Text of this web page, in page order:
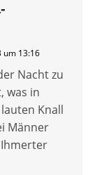
um 13:16
Nacht zu
was in
Knall
Männer